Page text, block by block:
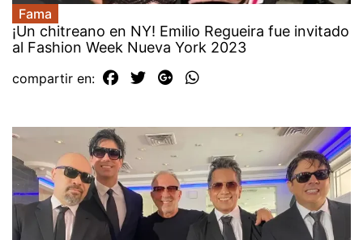
Fama
¡Un chitreano en NY! Emilio Regueira fue invitado
al Fashion Week Nueva York 2023
compartir en: